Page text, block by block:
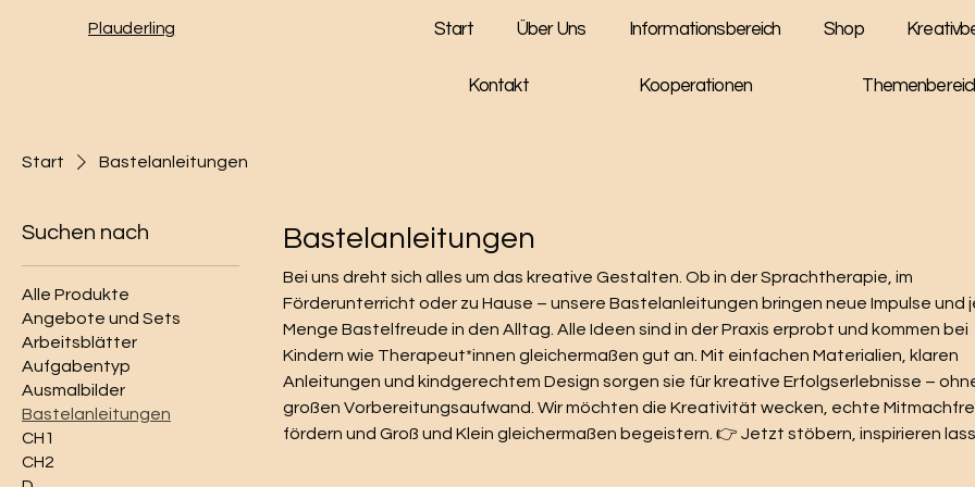
Plauderling Start Über Uns Informationsbereich Shop
Kontakt Kooperationen
Start Bastelanleitungen
Suchen nach
Alle Produkte
Angebote und Sets
Arbeitsblätter
Aufgabentyp
Ausmalbilder
Bastelanleitungen
CH1
CH2
Bastelanleitungen
Bei uns dreht sich alles um das kreative Gestalten. Ob in der Sprachtherapie, im
Förderunterricht oder zu Hause – unsere Bastelanleitungen bringen neue Impulse und
Menge Bastelfreude in den Alltag. Alle Ideen sind in der Praxis erprobt und kommen bei
Kindern wie Therapeut*innen gleichermaßen gut an. Mit einfachen Materialien, klaren
Anleitungen und kindgerechtem Design sorgen sie für kreative Erfolgserlebnisse –
großen Vorbereitungsaufwand. Wir möchten die Kreativität wecken, echte
fördern und Groß und Klein gleichermaßen begeistern. 👉 Jetzt stöbern, inspirieren